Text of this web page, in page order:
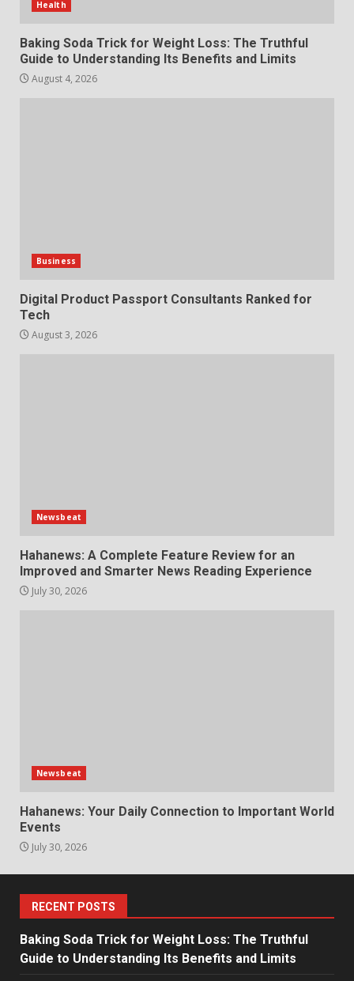
Choosing a Portable Power
Station for Camping: Key
Health
Baking Soda Trick for Weight Loss: The Truthful
Guide to Understanding Its Benefits and Limits
August 4, 2026
Business
Digital Product Passport Consultants Ranked for
Tech
August 3, 2026
Newsbeat
Hahanews: A Complete Feature Review for an
Improved and Smarter News Reading Experience
July 30, 2026
Newsbeat
Hahanews: Your Daily Connection to Important World
Events
July 30, 2026
RECENT POSTS
Baking Soda Trick for Weight Loss: The Truthful
Guide to Understanding Its Benefits and Limits